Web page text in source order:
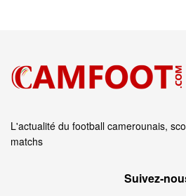
L'actualité du football camerounais,
matchs